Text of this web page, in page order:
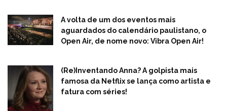
A volta de um dos eventos mais
aguardados do calendário paulistano, o
Open Air, de nome novo: Vibra Open Air!
(Re)Inventando Anna? A golpista mais
famosa da Netflix se lança como artista e
fatura com séries!